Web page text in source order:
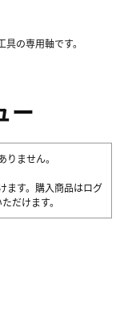
の専用軸です。
ー
ません。
ます。購入商品はログ
だけます。